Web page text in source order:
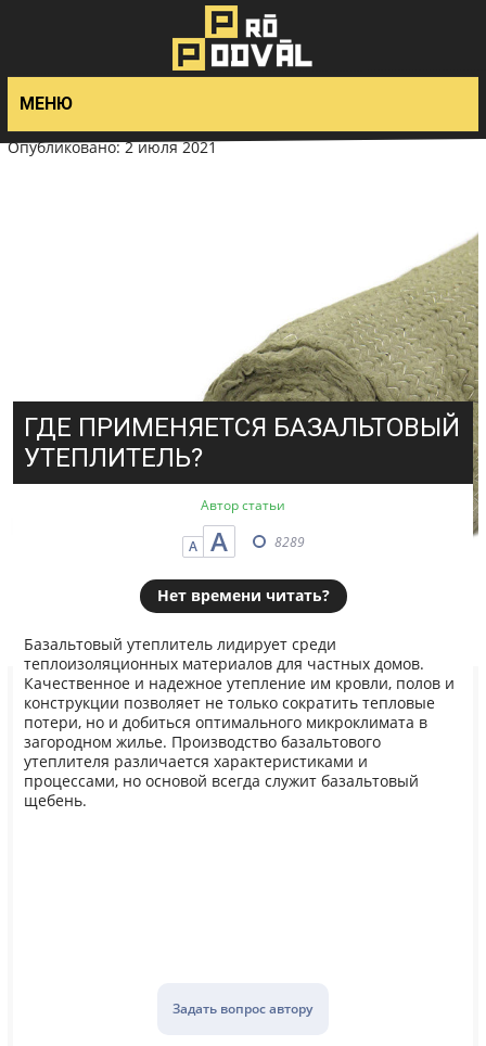
МЕНЮ
Опубликовано: 2 июля 2021
ГДЕ ПРИМЕНЯЕТСЯ БАЗАЛЬТОВЫЙ
УТЕПЛИТЕЛЬ?
Автор статьи
А А 8289
Нет времени читать?
Базальтовый утеплитель лидирует среди
теплоизоляционных материалов для частных домов.
Качественное и надежное утепление им кровли, полов и
конструкции позволяет не только сократить тепловые
потери, но и добиться оптимального микроклимата в
загородном жилье. Производство базальтового
утеплителя различается характеристиками и
процессами, но основой всегда служит базальтовый
щебень.
Задать вопрос автору